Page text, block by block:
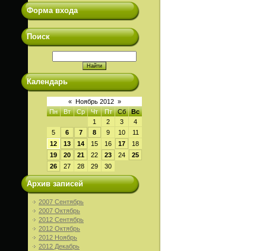
Форма входа
Поиск
Календарь
« Ноябрь 2012 »
Пн
Вт Ср Чт Пт Сб
Вс
1
2 3
4
5
6 7 8 9 10
11
12
13 14 15 16 17
18
19
20 21 22 23 24
25
26
27 28 29 30
Архив записей
2007 Сентябрь
2007 Октябрь
2012 Сентябрь
2012 Октябрь
2012 Ноябрь
2012 Декабрь